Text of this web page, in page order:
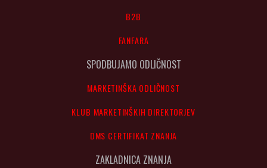
B2B
FANFARA
SPODBUJAMO ODLIČNOST
MARKETINŠKA ODLIČNOST
KLUB MARKETINŠKIH DIREKTORJEV
DMS CERTIFIKAT ZNANJA
ZAKLADNICA ZNANJA